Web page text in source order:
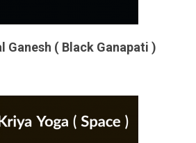
Ganesh ( Black Ganapati )